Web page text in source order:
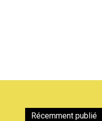
Récemment publié